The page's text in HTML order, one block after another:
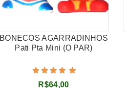
BONECOS AGARRADINHOS
Pati Pta Mini (O PAR)
R$64,00